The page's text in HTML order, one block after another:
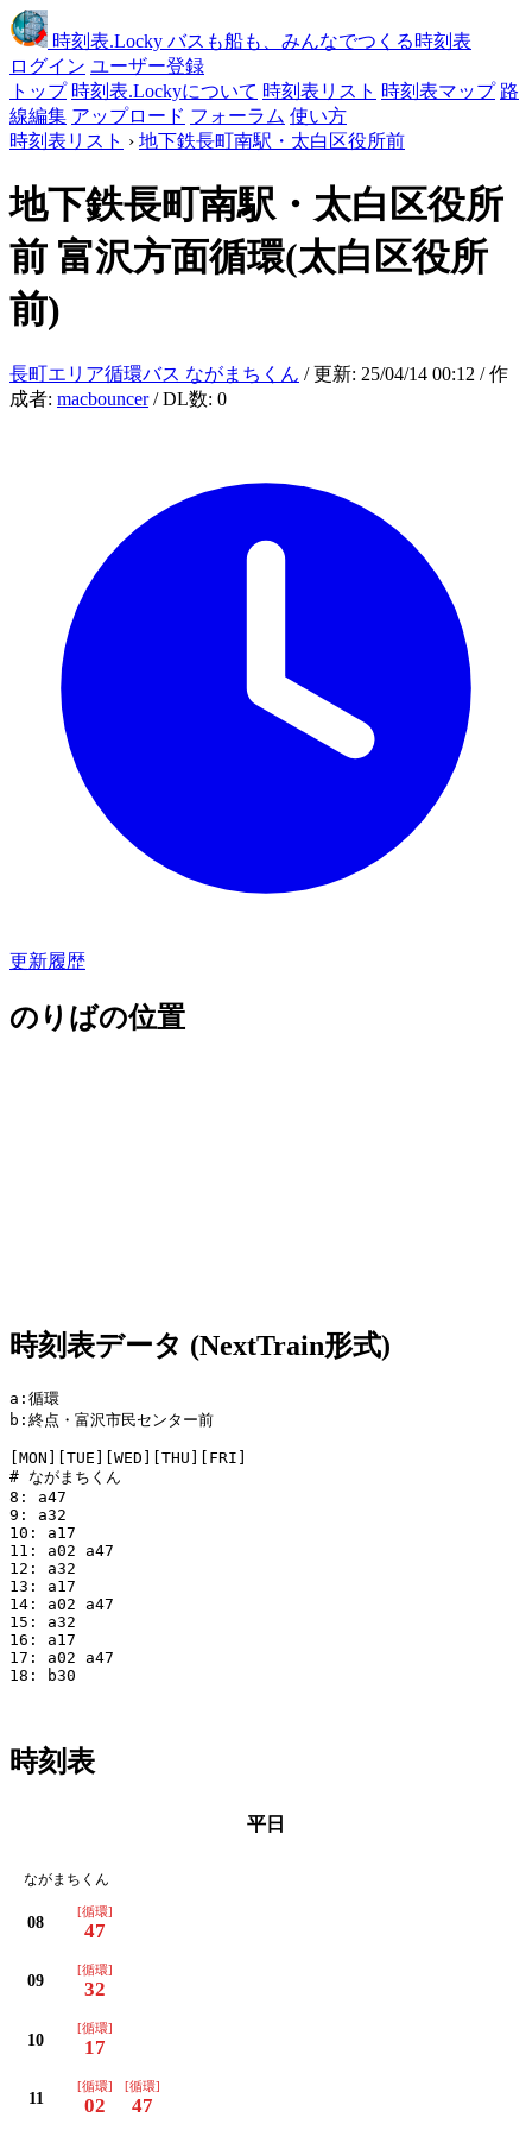
時刻表.Locky バスも船も、みんなでつくる時刻表
ログイン ユーザー登録
トップ 時刻表.Lockyについて 時刻表リスト 時刻表マップ 路
線編集 アップロード フォーラム 使い方
時刻表リスト › 地下鉄長町南駅・太白区役所前
地下鉄長町南駅・太白区役所
前 富沢方面循環(太白区役所
前)
長町エリア循環バス ながまちくん / 更新: 25/04/14 00:12 / 作
成者: macbouncer/ DL数: 0
更新履歴
のりばの位置
時刻表データ (NextTrain形式)
a:循環
b:終点・富沢市民センター前
[MON][TUE][WED][THU][FRI]
# ながまちくん
8: a47
9: a32
10: a17
11: a02 a47
12: a32
13: a17
14: a02 a47
15: a32
16: a17
17: a02 a47
18: b30
時刻表
平日
ながまちくん
08
[循環]
47
09
[循環]
32
10
[循環]
17
11
[循環]
02
[循環]
47